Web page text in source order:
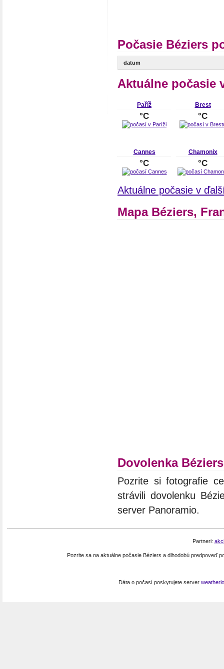
Počasie Béziers
datum
Aktuálne počasie
Paříž
°C
Brest
°C
Cannes
°C
Chamonix
°C
Aktuálne počasie v
Mapa Béziers,
Dovolenka Béziers
Pozrite si fotografie
strávili dovolenku
server Panoramio.
Partneri:
Pozrite sa na aktuálne počasie Béziers a dlhodobú predpoveď
Dáta o počasí poskytujete server